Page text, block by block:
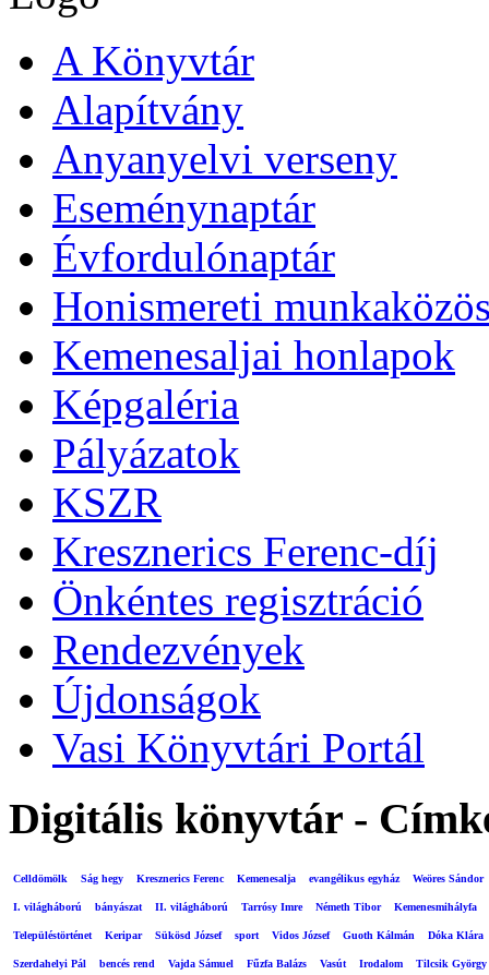
A Könyvtár
Alapítvány
Anyanyelvi verseny
Eseménynaptár
Évfordulónaptár
Honismereti
Kemenesaljai honlapok
Képgaléria
Pályázatok
KSZR
Kresznerics Ferenc-díj
Önkéntes regisztráció
Rendezvények
Újdonságok
Vasi Könyvtári Portál
Digitális könyvtár -
Celldömölk Ság hegy Kresznerics Ferenc Kemenesalja evangélikus egyház Weöres Sándor
I. világháború bányászat II. világháború Tarrósy Imre Németh Tibor Kemenesmihályfa
Településtörténet Keripar Sükösd József sport Vidos József Guoth Kálmán Dóka Klára
Szerdahelyi Pál bencés rend Vajda Sámuel Fűzfa Balázs Vasút Irodalom Tilcsik György